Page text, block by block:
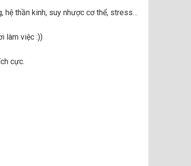
hệ thần kinh, suy nhược cơ thể, stress…
làm việc :))
cực.